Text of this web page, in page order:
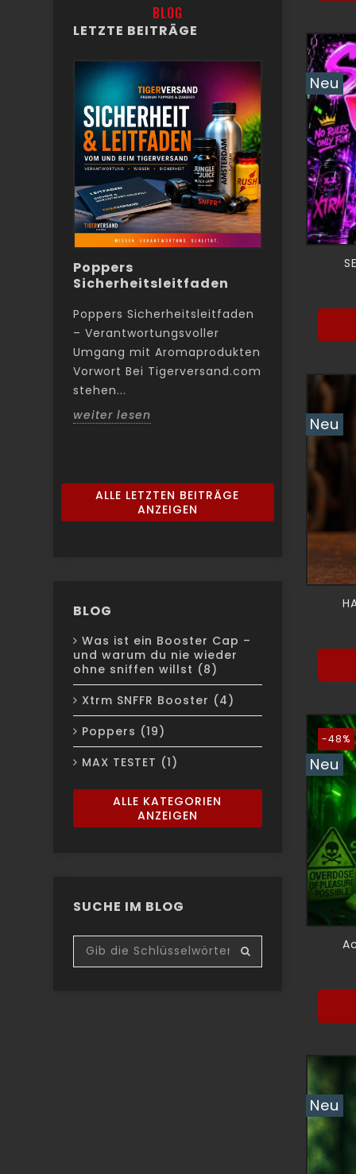
BLOG
LETZTE BEITRÄGE
Poppers
Sicherheitsleitfaden
Poppers Sicherheitsleitfaden
– Verantwortungsvoller
Umgang mit Aromaprodukten
Vorwort Bei Tigerversand.com
stehen...
weiter lesen
Poppers
und
weiter
ALLE LETZTEN BEITRÄGE
ANZEIGEN
BLOG
Was ist ein Booster Cap –
und warum du nie wieder
ohne sniffen willst (8)
Xtrm SNFFR Booster (4)
Poppers (19)
MAX TESTET (1)
ALLE KATEGORIEN
ANZEIGEN
SUCHE IM BLOG
Neu
Neu
-48%
Neu
Neu